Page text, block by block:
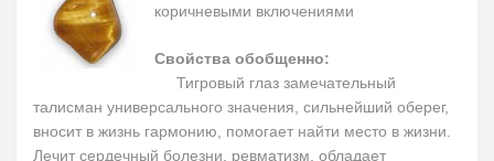
коричневыми включениями
Свойства обобщенно:
Тигровый глаз замечательный
талисман универсального значения, сильнейший оберег,
вносит в жизнь гармонию, помогает найти место в жизни.
Лечит сердечный болезни, ревматизм, обладает